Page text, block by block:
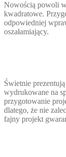
Nowością powoli
kwadratowe.
odpowiedniej
oszałamiający.
Świetnie
wydrukowane na
przygotowanie
dlatego, że nie
fajny projekt